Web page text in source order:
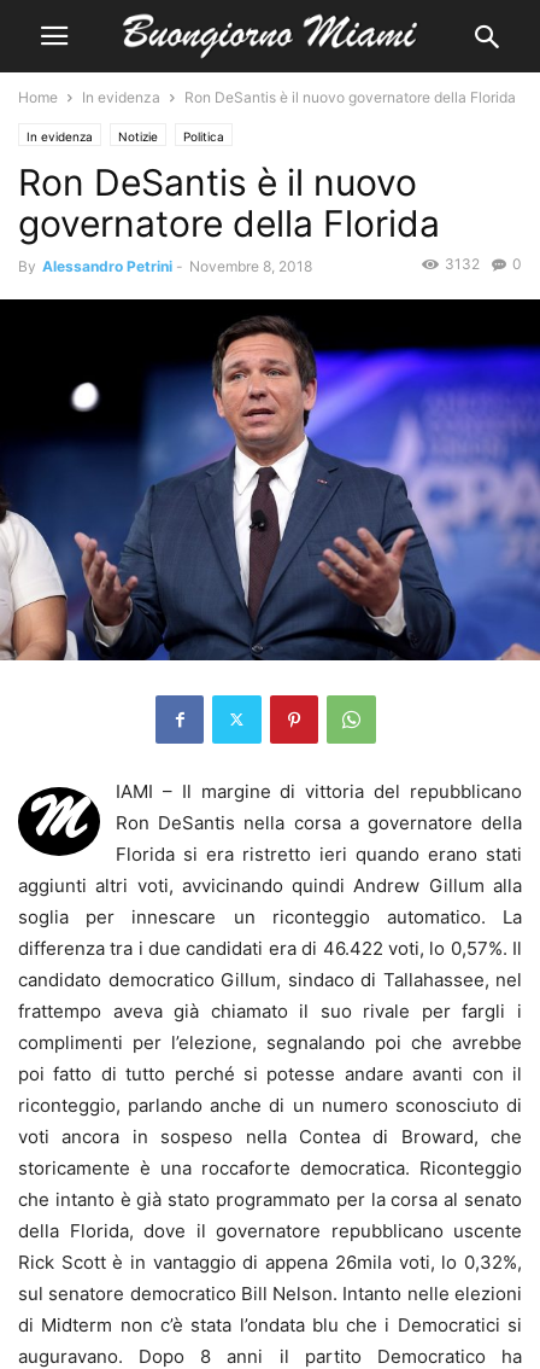
Home In evidenza Ron DeSantis è il nuovo governatore della Florida
In evidenza Notizie Politica
Ron DeSantis è il nuovo
governatore della Florida
By Alessandro Petrini - Novembre 8, 2018 0
3132
M
IAMI – Il margine di vittoria del repubblicano
Ron DeSantis nella corsa a governatore della
Florida si era ristretto ieri quando erano stati
aggiunti altri voti, avvicinando quindi Andrew Gillum alla
soglia per innescare un riconteggio automatico. La
differenza tra i due candidati era di 46.422 voti, lo 0,57%. Il
candidato democratico Gillum, sindaco di Tallahassee, nel
frattempo aveva già chiamato il suo rivale per fargli i
complimenti per l’elezione, segnalando poi che avrebbe
poi fatto di tutto perché si potesse andare avanti con il
riconteggio, parlando anche di un numero sconosciuto di
voti ancora in sospeso nella Contea di Broward, che
storicamente è una roccaforte democratica. Riconteggio
che intanto è già stato programmato per la corsa al senato
della Florida, dove il governatore repubblicano uscente
Rick Scott è in vantaggio di appena 26mila voti, lo 0,32%,
sul senatore democratico Bill Nelson. Intanto nelle elezioni
di Midterm non c’è stata l’ondata blu che i Democratici si
auguravano. Dopo 8 anni il partito Democratico ha